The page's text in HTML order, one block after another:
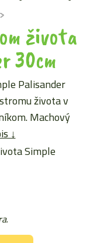
života
30cm
Palisander
života v
Machový
↓
.